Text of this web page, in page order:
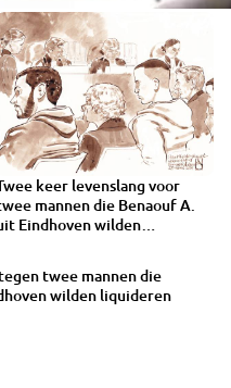
keer levenslang voor
mannen die Benaouf A.
Eindhoven wilden
twee mannen die
wilden liquideren